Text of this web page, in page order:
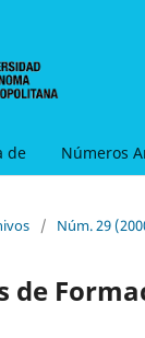
de Números
/ Núm. 29
de